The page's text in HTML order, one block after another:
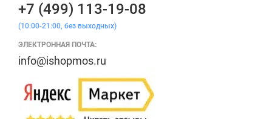
+7 (499) 113-19-08
(10:00-21:00, без выходных)
ЭЛЕКТРОННАЯ ПОЧТА:
info@ishopmos.ru